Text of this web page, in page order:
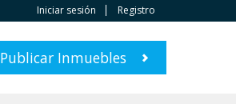
Iniciar sesión Registro
Publicar Inmuebles